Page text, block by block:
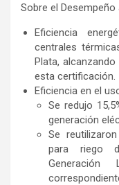
Sobre el Desempeño
Eficiencia
centrales
Plata,
esta certificación.
Eficiencia en el
Se redujo
generación
Se
para riego
Generación